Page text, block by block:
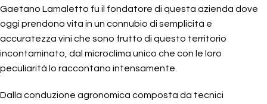
Gaetano Lamaletto fu il fondatore di questa azienda dove
oggi prendono vita in un connubio di semplicità e
accuratezza vini che sono frutto di questo territorio
incontaminato, dal microclima unico che con le loro
peculiarità lo raccontano intensamente.
Dalla conduzione agronomica composta da tecnici